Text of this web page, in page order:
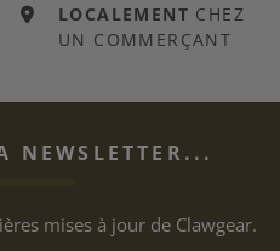
LOCALEMENT CHEZ
UN COMMERÇANT
NEWSLETTER...
mises à jour de Clawgear.